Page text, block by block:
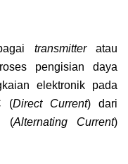
transmitter atau
pengisian daya
elektronik pada
(Direct Current) dari
(Alternating Current)